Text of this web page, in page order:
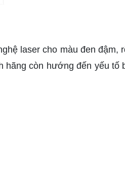
laser cho màu đen đậm,
hãng còn hướng đến yếu tố